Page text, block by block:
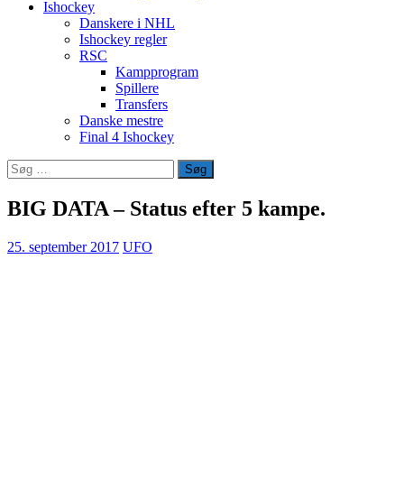
Ishockey
Danskere i NHL
Ishockey regler
RSC
Kampprogram
Spillere
Transfers
Danske mestre
Final 4 Ishockey
Søg
efter:
BIG DATA – Status efter 5 kampe.
25. september 2017 UFO